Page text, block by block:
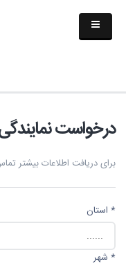
درخواست
برای دریافت اطلاعات بیشتر
* استان
* شهر